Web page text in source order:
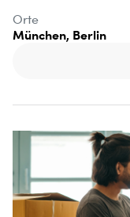
Orte
München, Berlin